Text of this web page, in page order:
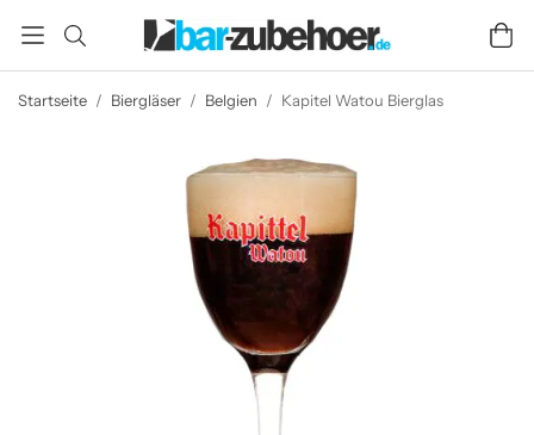
Startseite / Biergläser / Belgien / Kapitel Watou Bierglas